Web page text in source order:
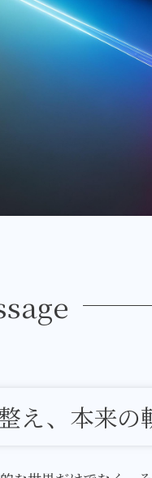
え、本来の